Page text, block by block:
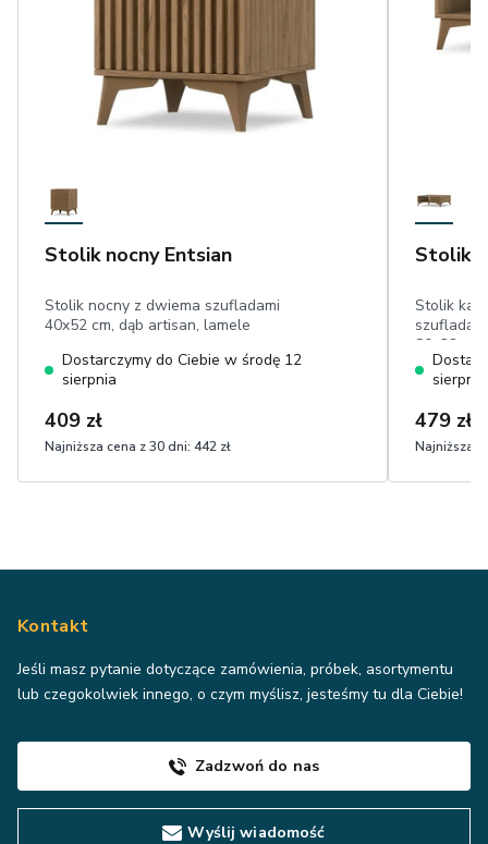
Stolik nocny Entsian
Stolik nocny z dwiema szufladami
40x52 cm, dąb artisan, lamele
Dostarczymy do Ciebie w środę 12
sierpnia
409 zł
Najniższa cena z 30 dni: 442 zł
Stolik
Stolik
szufladą,
80x32
sierpnia
479 zł
Najniższa
Kontakt
Jeśli masz pytanie dotyczące zamówienia, próbek, asortymentu
lub czegokolwiek innego, o czym myślisz, jesteśmy tu dla Ciebie!
Zadzwoń do nas
Wyślij wiadomość